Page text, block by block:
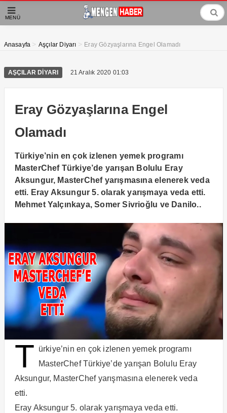
MENÜ
Anasayfa > Aşçılar Diyarı > Eray Gözyaşlarına Engel Olamadı
AŞÇILAR DIYARI 21 Aralık 2020 01:03
Eray Gözyaşlarına Engel
Olamadı
Türkiye’nin en çok izlenen yemek programı
MasterChef Türkiye’de yarışan Bolulu Eray
Aksungur, MasterChef yarışmasına elenerek veda
etti. Eray Aksungur 5. olarak yarışmaya veda etti.
Mehmet Yalçınkaya, Somer Sivrioğlu ve Danilo..
T ürkiye’nin en çok izlenen yemek programı
MasterChef Türkiye’de yarışan Bolulu Eray
Aksungur, MasterChef yarışmasına elenerek veda
etti.
Eray Aksungur 5. olarak yarışmaya veda etti.